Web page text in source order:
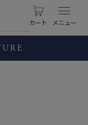
カート